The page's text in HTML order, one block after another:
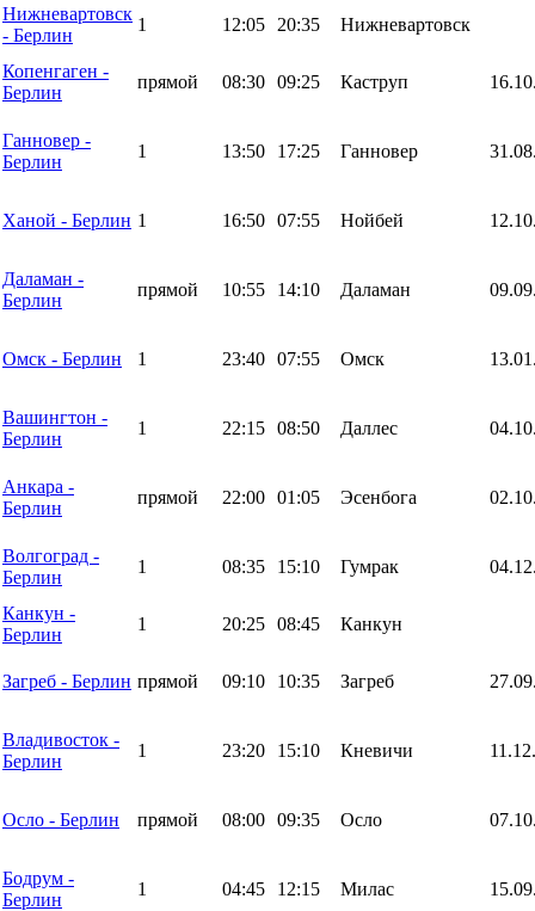
Нижневартовск
- Берлин
1 12:05 20:35 Нижневартовск
Копенгаген -
Берлин
прямой 08:30 09:25 Каструп
Ганновер -
Берлин
1 13:50 17:25 Ганновер
Ханой - Берлин 1 16:50 07:55 Нойбей
Даламан -
Берлин
прямой 10:55 14:10 Даламан
Омск - Берлин 1 23:40 07:55 Омск
Вашингтон -
Берлин
1 22:15 08:50 Даллес
Анкара -
Берлин
прямой 22:00 01:05 Эсенбога
Волгоград -
Берлин
1 08:35 15:10 Гумрак
Канкун -
Берлин
1 20:25 08:45 Канкун
Загреб - Берлин прямой 09:10 10:35 Загреб
Владивосток -
Берлин
1 23:20 15:10 Кневичи
Осло - Берлин прямой 08:00 09:35 Осло
Бодрум -
Берлин
1 04:45 12:15 Милас